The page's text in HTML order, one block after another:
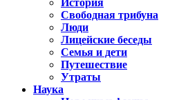
История
Свободная трибуна
Люди
Лицейские беседы
Семья и дети
Путешествие
Утраты
Наука